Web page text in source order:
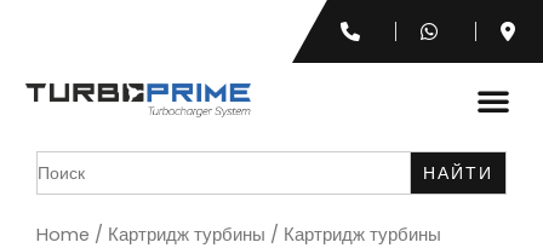
Search
for:
Home / Картридж турбины / Картридж турбины